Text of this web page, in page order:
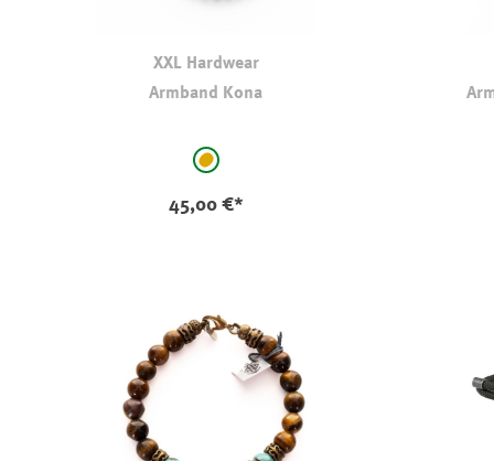
XXL Hardwear
Armband Kona
auswählenhellbraun-camel
45,00 €*